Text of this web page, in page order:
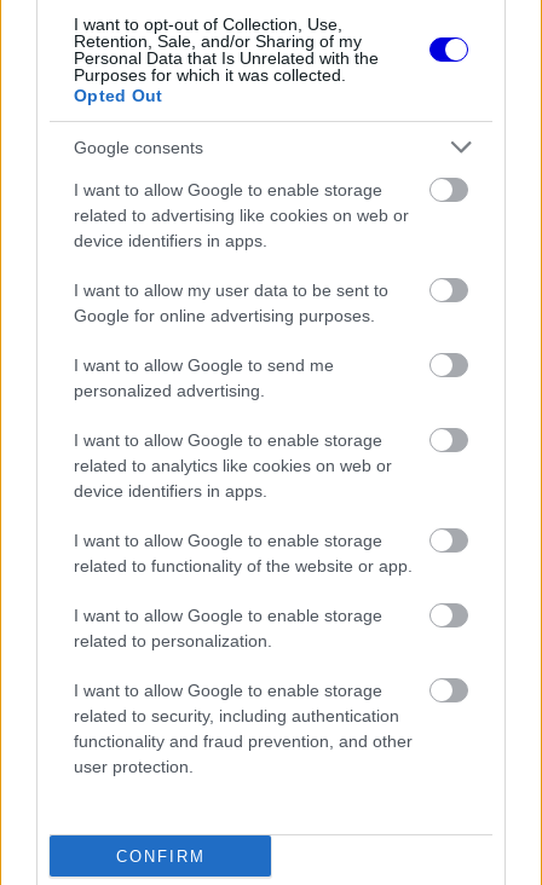
I want to opt-out of Collection, Use,
Retention, Sale, and/or Sharing of my
Personal Data that Is Unrelated with the
Purposes for which it was collected.
Opted Out
Google consents
I want to allow Google to enable storage
related to advertising like cookies on web or
device identifiers in apps.
I want to allow my user data to be sent to
Google for online advertising purposes.
I want to allow Google to send me
personalized advertising.
I want to allow Google to enable storage
related to analytics like cookies on web or
device identifiers in apps.
I want to allow Google to enable storage
related to functionality of the website or app.
I want to allow Google to enable storage
related to personalization.
I want to allow Google to enable storage
related to security, including authentication
functionality and fraud prevention, and other
user protection.
CONFIRM
↳ Válasz @Nem Tom M
Mester HITELESÍTETT
@mester2025. 11. 29. 15:42
Erről beszélek, az az Aston sokkal rosszabb
autó, Stroll már a Q1-ben kieset vele , mégis
feltörölte a padlót a Redbull pilótáival 🤣.
0 0 Némítás
2025. 11. 29. 13:40
De érdekes lesz a jövő év!
0 Némítás Válasz
Híreken is.
1
Elképesztő fizetéssel marasztalná az
elvágyódó Sainz-ot a Williams